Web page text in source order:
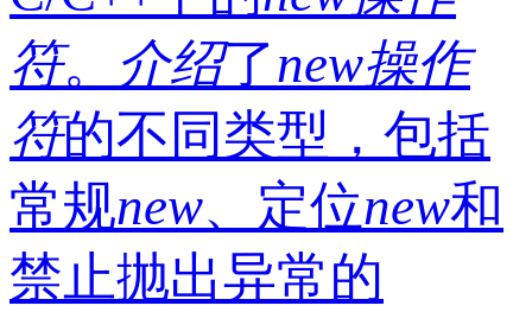
符。 介绍了new操作
符的不同类型，包括
常规new、定位new和
禁止抛出异常的